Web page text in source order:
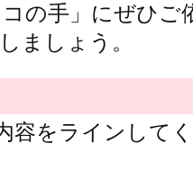
の手」にぜひご
ましょう。
容をラインして